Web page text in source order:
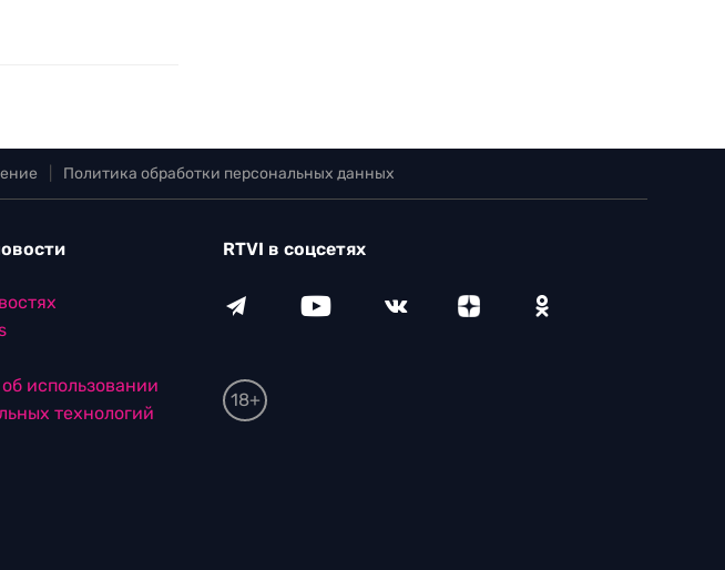
Политика обработки персональных данных
использовании
технологий
RTVI в соцсетях
18+